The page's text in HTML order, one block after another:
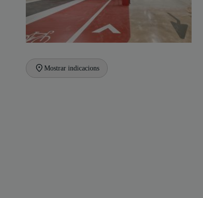
Mostrar indicacions